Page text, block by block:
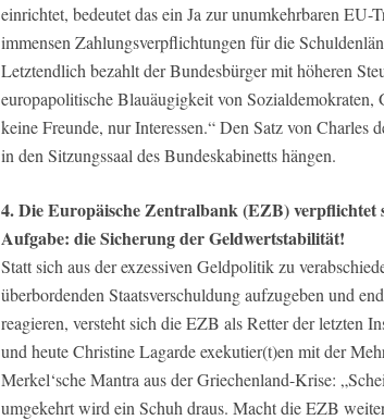
einrichtet, bedeutet das ein Ja zur unumkehrbaren
immensen Zahlungsverpflichtungen für die
Letztendlich bezahlt der Bundesbürger mit höheren
europapolitische Blauäugigkeit von Sozialdemokraten,
keine Freunde, nur Interessen.“ Den Satz von Charles
in den Sitzungssaal des Bundeskabinetts hängen.
4. Die Europäische Zentralbank (EZB) verpflichtet
Aufgabe: die Sicherung der Geldwertstabilität!
Statt sich aus der exzessiven Geldpolitik zu
überbordenden Staatsverschuldung aufzugeben und
reagieren, versteht sich die EZB als Retter der letzten
und heute Christine Lagarde exekutier(t)en mit der
Merkel‘sche Mantra aus der Griechenland-Krise:
umgekehrt wird ein Schuh draus. Macht die EZB